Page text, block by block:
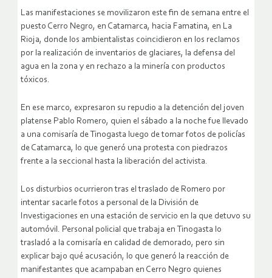
Las manifestaciones se movilizaron este fin de semana entre el
puesto Cerro Negro, en Catamarca, hacia Famatina, en La
Rioja, donde los ambientalistas coincidieron en los reclamos
por la realización de inventarios de glaciares, la defensa del
agua en la zona y en rechazo a la minería con productos
tóxicos.
En ese marco, expresaron su repudio a la detención del joven
platense Pablo Romero, quien el sábado a la noche fue llevado
a una comisaría de Tinogasta luego de tomar fotos de policías
de Catamarca, lo que generó una protesta con piedrazos
frente a la seccional hasta la liberación del activista.
Los disturbios ocurrieron tras el traslado de Romero por
intentar sacarle fotos a personal de la División de
Investigaciones en una estación de servicio en la que detuvo su
automóvil. Personal policial que trabaja en Tinogasta lo
trasladó a la comisaría en calidad de demorado, pero sin
explicar bajo qué acusación, lo que generó la reacción de
manifestantes que acampaban en Cerro Negro quienes